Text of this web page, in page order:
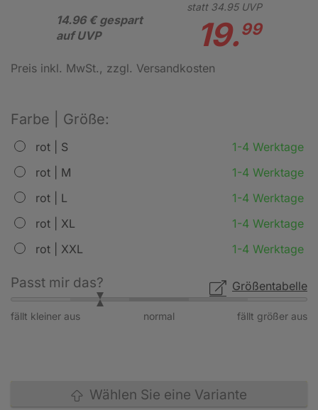
14.96 € gespart
auf UVP
statt 34.95UVP
19.99
Preis inkl. MwSt., zzgl. Versandkosten
Farbe | Größe:
rot | S
1-4 Werktage
rot | M
1-4 Werktage
rot | L
1-4 Werktage
rot | XL
1-4 Werktage
rot | XXL
1-4 Werktage
Größentabelle
Passt mir das?
fällt kleiner aus fällt größer aus
normal
Wählen Sie eine Variante